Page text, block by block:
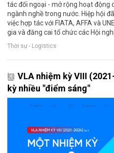
tác đối ngoại - mở rộng hoạt động
ngành nghề trong nước. Hiệp hội
việc hợp tác với FIATA, AFFA và
gia và đăng cai tổ chức các Hội
Thời sự - Logistics
VLA nhiệm kỳ VIII
kỳ nhiều "điểm sáng"